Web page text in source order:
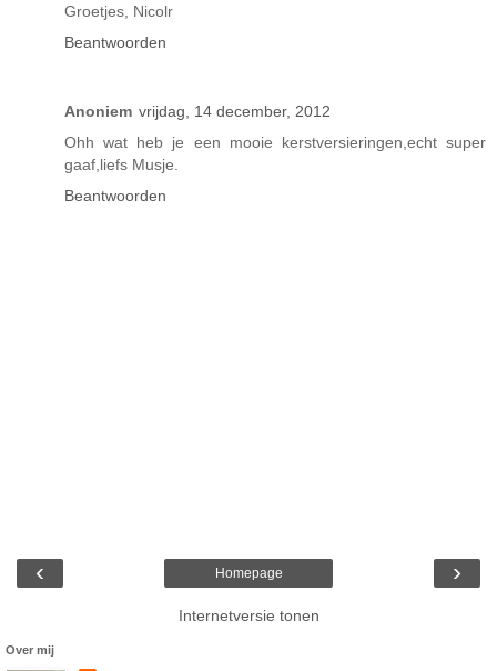
Groetjes, Nicolr
Beantwoorden
Anoniem vrijdag, 14 december, 2012
Ohh wat heb je een mooie kerstversieringen,echt super
gaaf,liefs Musje.
Beantwoorden
‹ ›
Homepage
Internetversie tonen
Over mij